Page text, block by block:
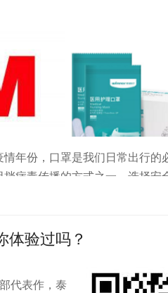
年份，口罩是我们日常出行的
病毒传播的方式之一，选择安
会推荐各种各样的口罩品牌，
罩...
体验过吗？
代表作，泰